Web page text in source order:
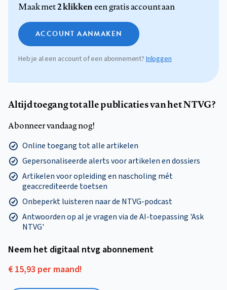
Maak met2 klikkeneen gratis account aan
ACCOUNT AANMAKEN
Heb je al een account of een abonnement?Inloggen
Altijd toegang tot alle publicaties van het NTVG?
Abonneer vandaag nog!
Online toegang tot alle artikelen
Gepersonaliseerde alerts voor artikelen en dossiers
Artikelen voor opleiding en nascholing mét
geaccrediteerde toetsen
Onbeperkt luisteren naar de NTVG-podcast
Antwoorden op al je vragen via de AI-toepassing 'Ask
NTVG'
Neem het digitaal ntvg abonnement
€ 15,93 per maand!